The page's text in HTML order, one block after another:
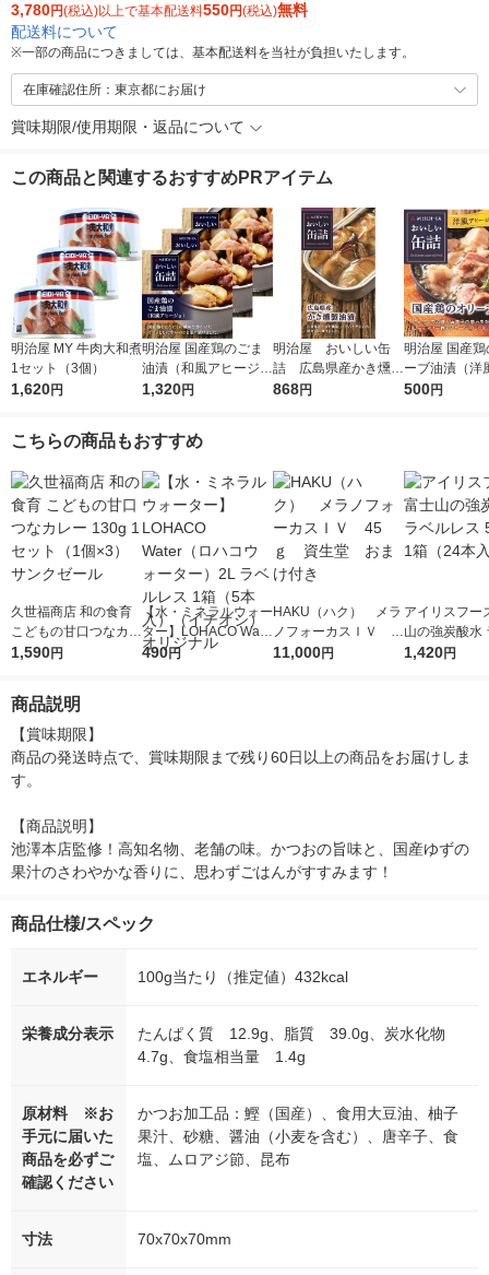
3,780円(税込)以上で基本配送料550円(税込)無料
配送料について
※一部の商品につきましては、基本配送料を当社が負担いたします。
在庫確認住所：東京都にお届け
賞味期限/使用期限・返品について
この商品と関連するおすすめPRアイテム
明治屋 MY 牛肉大和煮
1セット（3個）
1,620円
明治屋 国産鶏のごま
油漬（和風アヒージ
ョ） 1セット（3缶）
1,320円
明治屋 おいしい缶
詰 広島県産かき燻製
油漬 1缶
868円
明治屋 国産鶏
ーブ油漬（洋
ジョ） 1缶
500円
こちらの商品もおすすめ
久世福商店 和の食育
こどもの甘口つなカレ
ー 130g 1セット（1個
1,590円
【水・ミネラルウォー
ター】LOHACO Wate
r（ロハコウォータ
490円
HAKU（ハク） メラ
ノフォーカスＩＶ 4
5ｇ 資生堂 おまけ
11,000円
アイリスフー
山の強炭酸水
レス 500ml 1
1,420円
商品説明
【賞味期限】
商品の発送時点で、賞味期限まで残り60日以上の商品をお届けしま
す。
【商品説明】
池澤本店監修！高知名物、老舗の味。かつおの旨味と、国産ゆずの
果汁のさわやかな香りに、思わずごはんがすすみます！
商品仕様/スペック
エネルギー 100g当たり（推定値）432kcal
栄養成分表示
たんぱく質 12.9g、脂質 39.0g、炭水化物
4.7g、食塩相当量 1.4g
原材料 ※お
手元に届いた
商品を必ずご
確認ください
かつお加工品：鰹（国産）、食用大豆油、柚子
果汁、砂糖、醤油（小麦を含む）、唐辛子、食
塩、ムロアジ節、昆布
寸法 70x70x70mm